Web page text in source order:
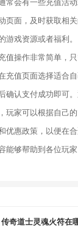
常会有一些充值活
页面，及时获取相
游戏资源或者福利。
值操作非常简单，
充值页面选择适合
确认支付成功即可
玩家可以根据自己
优惠政策，以便在
能够帮助到各位玩
传奇道士灵魂火符在